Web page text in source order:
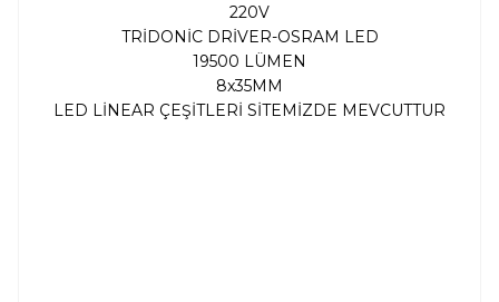
220V
TRİDONİC DRİVER-OSRAM LED
19500 LÜMEN
8x35MM
LED LİNEAR ÇEŞİTLERİ SİTEMİZDE MEVCUTTUR